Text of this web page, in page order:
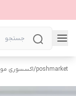
poshmarket
/اکسسوری مو